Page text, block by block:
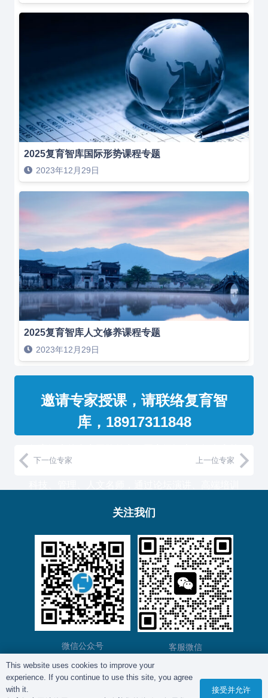
2025复育智库国际形势课程专题
2023年12月29日
2025复育智库人文修养课程专题
2023年12月29日
邀请专家授课，请联络复育智
库，18917311848
教授和500强企业高管，汇聚国内外一流的经济、
升维！
复育智库总部位于上海，服务于金融、通信、能
源、制造、医药等产业的大型客户。
下一位专家 上一位专家
关注我们
微信公众号 客服微信
沪ICP备
This website uses cookies to improve your
experience. If you continue to use this site, you agree
with it.
接受并允许